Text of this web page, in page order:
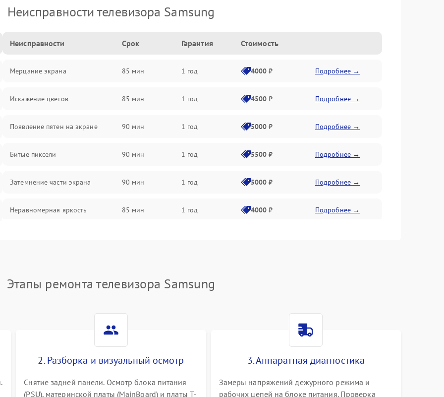
Неисправности телевизора Samsung
Неисправности Срок Гарантия Стоимость
Мерцание экрана 85 мин 1 год 4000 ₽ Подробнее →
Искажение цветов 85 мин 1 год 4500 ₽ Подробнее →
Появление пятен на экране 90 мин 1 год 5000 ₽ Подробнее →
Битые пиксели 90 мин 1 год 5500 ₽ Подробнее →
Затемнение части экрана 90 мин 1 год 5000 ₽ Подробнее →
Неравномерная яркость 85 мин 1 год 4000 ₽ Подробнее →
Этапы ремонта телевизора Samsung
2. Разборка и визуальный осмотр
Снятие задней панели. Осмотр блока питания
(PSU), материнской платы (MainBoard) и платы T-
3. Аппаратная диагностика
Замеры напряжений дежурного режима и
рабочих цепей на блоке питания. Проверка